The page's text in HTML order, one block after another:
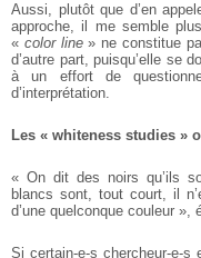
Aussi, plutôt que d’en
approche, il me semble
« color line» ne constitue
d’autre part, puisqu’elle se
à un effort de
d’interprétation.
Les « whiteness studies »
« On dit des noirs qu’ils
blancs sont, tout court, il
d’une quelconque couleur
Si certain-e-s chercheur-e-s